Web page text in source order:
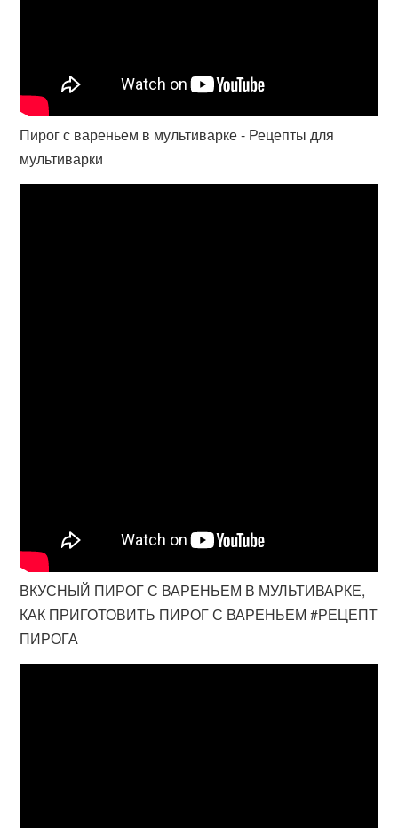
Пирог с вареньем в мультиварке - Рецепты для
мультиварки
ВКУСНЫЙ ПИРОГ С ВАРЕНЬЕМ В МУЛЬТИВАРКЕ,
КАК ПРИГОТОВИТЬ ПИРОГ С ВАРЕНЬЕМ #РЕЦЕПТ
ПИРОГА